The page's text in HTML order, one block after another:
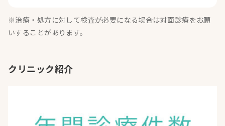
※治療・処方に対して検査が必要になる場合は対面診療をお願
いすることがあります。
クリニック紹介